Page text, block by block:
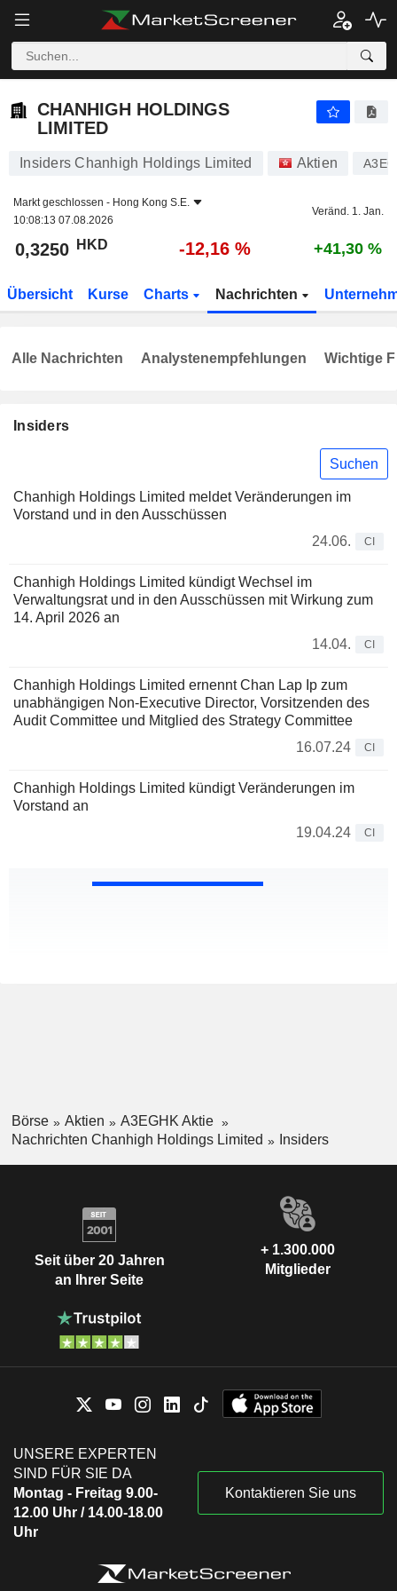
CHANHIGH HOLDINGS
LIMITED
Insiders Chanhigh Holdings Limited Aktien
Markt geschlossen - Hong Kong S.E.
10:08:13 07.08.2026
Veränd. 1. Jan.
0,3250 HKD -12,16 % +41,30 %
Übersicht Kurse Charts Nachrichten
Insiders
Suchen
Chanhigh Holdings Limited meldet Veränderungen im
Vorstand und in den Ausschüssen
24.06.
CI
Chanhigh Holdings Limited kündigt Wechsel im
Verwaltungsrat und in den Ausschüssen mit Wirkung zum
14. April 2026 an
14.04.
CI
Chanhigh Holdings Limited ernennt Chan Lap Ip zum
unabhängigen Non-Executive Director, Vorsitzenden des
Audit Committee und Mitglied des Strategy Committee
16.07.24
CI
Chanhigh Holdings Limited kündigt Veränderungen im
Vorstand an
19.04.24
CI
Alle Nachrichten Analystenempfehlungen Wichtige
Börse Aktien
A3EGHK Aktie
Nachrichten Chanhigh Holdings Limited
Insiders
Seit über 20 Jahren
an Ihrer Seite
+ 1.300.000
Mitglieder
UNSERE EXPERTEN
SIND FÜR SIE DA
Montag - Freitag 9.00-
12.00 Uhr / 14.00-18.00
Uhr
Kontaktieren Sie uns